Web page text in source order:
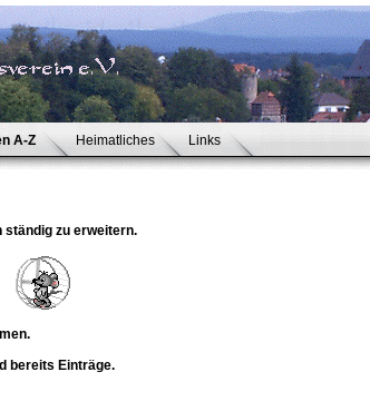
A-Z Heimatliches Links
ständig zu erweitern.
bereits Einträge.